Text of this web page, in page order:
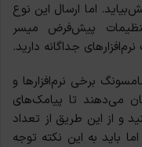
اما ارسال این نوع
پیش‌فرض میسر
جداگانه دارید.
برخی نرم‌افزارها و
می‌دهند تا پیامک‌های
و از این طریق از تعداد
باید به این نکته توجه